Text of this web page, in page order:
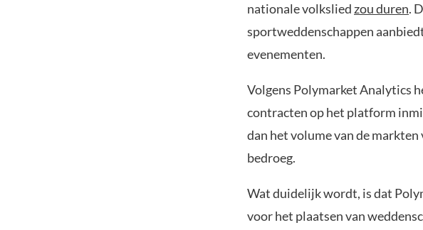
nationale volkslied zou duren.
sportweddenschappen
evenementen.
Volgens Polymarket Analytics
contracten op het platform
dan het volume van de
bedroeg.
Wat duidelijk wordt, is dat
voor het plaatsen van